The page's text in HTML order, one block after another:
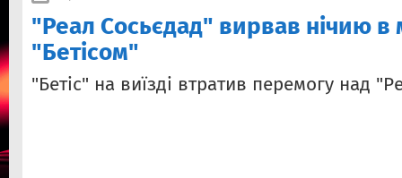
"Реал Сосьєдад" вирвав нічию в
"Бетісом"
"Бетіс" на виїзді втратив перемогу над